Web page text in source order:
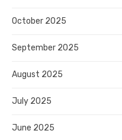
October 2025
September 2025
August 2025
July 2025
June 2025